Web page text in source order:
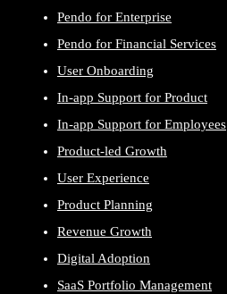
Pendo for Enterprise
Pendo for Financial Services
User Onboarding
In-app Support for Product
In-app Support for Employees
Product-led Growth
User Experience
Product Planning
Revenue Growth
Digital Adoption
SaaS Portfolio Management